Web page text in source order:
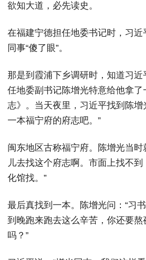
欲知大道，必先读史。
在福建宁德担任地委书记时，习近
同事“傻了眼”。
那是到霞浦下乡调研时，知道习
任地委副书记陈增光特意给他拿了
志》。当天夜里，习近平找到陈增
一本福宁府的府志吧。”
闽东地区古称福宁府。陈增光当时
儿去找这个府志啊。市面上找不
化馆找。”
最后真找到一本。陈增光问：“习
到晚跑来跑去这么辛苦，你还要熬
吗？”